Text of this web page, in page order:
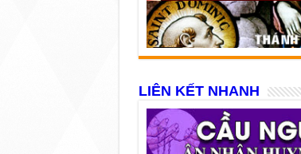
LIÊN KẾT NHANH